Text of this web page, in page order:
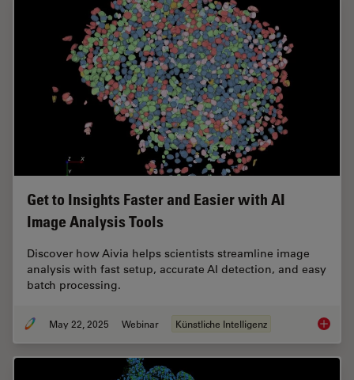
Get to Insights Faster and Easier with AI
Image Analysis Tools
Discover how Aivia helps scientists streamline image
analysis with fast setup, accurate AI detection, and easy
batch processing.
May 22, 2025 Webinar Künstliche Intelligenz Get to